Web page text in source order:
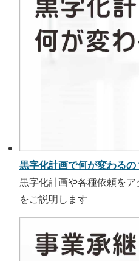
黒字化計画で何が変わるの
黒字化計画や各種依頼を
をご説明します